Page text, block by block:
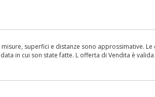
superfici e distanze sono approssimative.
in cui son state fatte. L offerta di Vendita è